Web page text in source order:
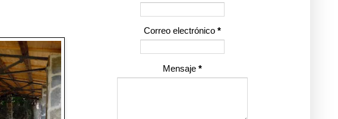
Correo electrónico *
Mensaje *